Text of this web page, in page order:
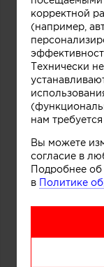
корректной
(например,
Технически
нам
Вы можете
согласие в
Подробнее об
в Политике